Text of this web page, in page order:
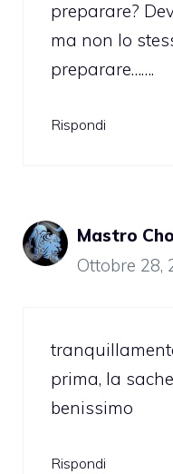
preparare?
ma non lo
preparare…….
Rispondi
Mastro
Ottobre 28,
prima, la
benissimo
Rispondi